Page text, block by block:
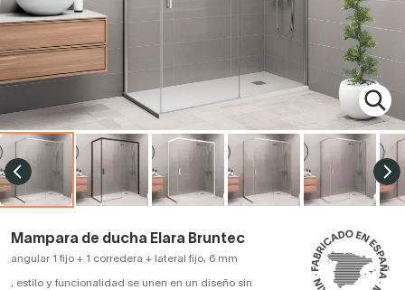
Mampara de ducha Elara Bruntec
angular 1 fijo + 1 corredera + lateral fijo, 6 mm
, estilo y funcionalidad se unen en un diseño sin